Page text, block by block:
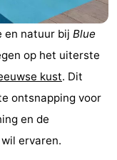
en natuur bij Blue
op het uiterste
kust. Dit
ontsnapping voor
en de
ervaren.